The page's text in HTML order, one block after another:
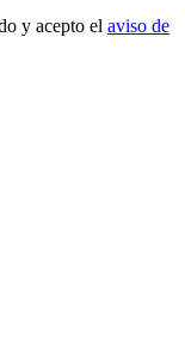
y acepto el aviso de